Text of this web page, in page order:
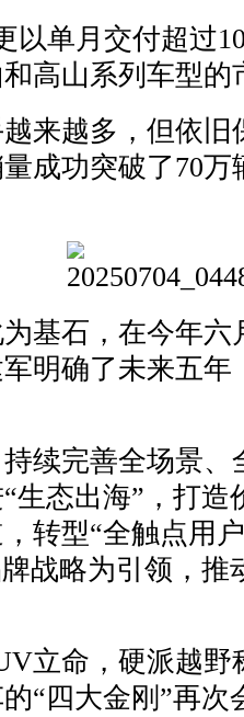
以单月交付超过
高山系列车型
来越多，但依
成功突破了70
基石，在今年六
明确了未来五
续完善全场景
生态出海”，打
转型“全触点用
战略为引领，
立命，硬派越
“四大金刚”再